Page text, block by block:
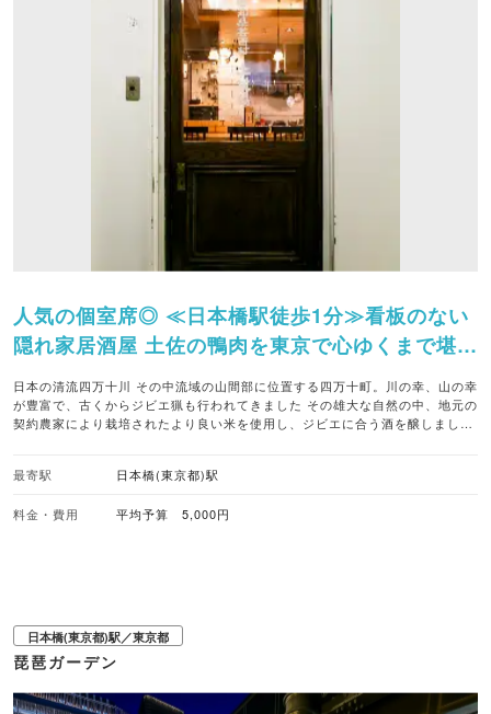
人気の個室席◎ ≪日本橋駅徒歩1分≫看板のない
隠れ家居酒屋 土佐の鴨肉を東京で心ゆくまで堪能
できるお店です♪ ☆オススメ☆土佐鴨しゃぶ＜〆
麺付＞1人前2,600円！
日本の清流四万十川 その中流域の山間部に位置する四万十町。川の幸、山の幸
が豊富で、古くからジビエ猟も行われてきました その雄大な自然の中、地元の
契約農家により栽培されたより良い米を使用し、ジビエに合う酒を醸しました
を魅了してきた鴨 健康的でヘルシー志向の方にも嬉しいのが人気の理由でもあ
佐の鴨肉をふんだんに使った鴨しゃぶや鴨焼きはどれも絶品！ こだわり抜いた
最寄駅 日本橋(東京都)駅
料金・費用 平均予算 5,000円
日本橋(東京都)駅／東京都
琵琶ガーデン